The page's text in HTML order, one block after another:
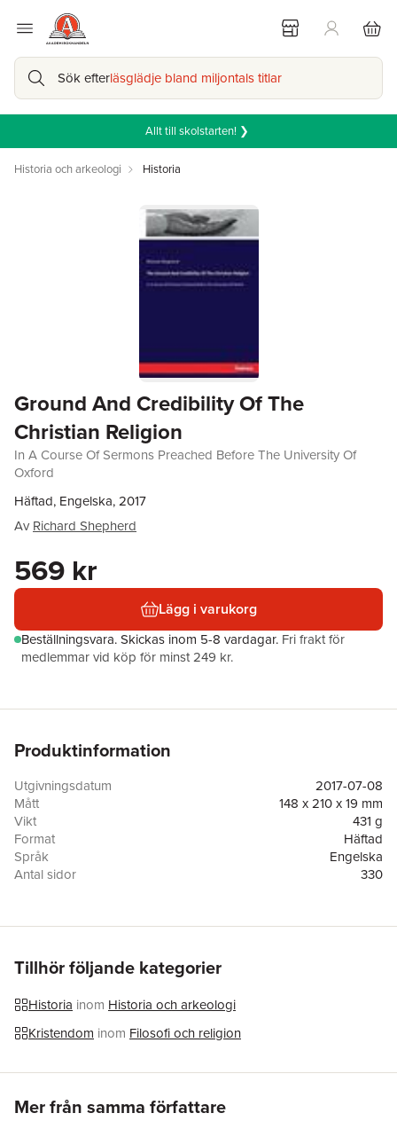
Sök efterläsglädje bland miljontals titlar
Allt till skolstarten! ❯
Historia och arkeologi Historia
Ground And Credibility Of The
Christian Religion
In A Course Of Sermons Preached Before The University Of
Oxford
Häftad, Engelska, 2017
Av Richard Shepherd
569 kr
Lägg i varukorg
Beställningsvara.Skickas inom 5-8 vardagar. Fri frakt för
medlemmar vid köp för minst 249 kr.
Produktinformation
Utgivningsdatum
2017-07-08
Mått
148 x 210 x 19 mm
Vikt
431 g
Format
Häftad
Språk
Engelska
Antal sidor
330
Tillhör följande kategorier
Historia inom Historia och arkeologi
Kristendom inom Filosofi och religion
Mer från samma författare